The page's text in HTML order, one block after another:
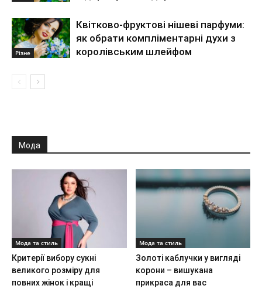
Різне
Квітково-фруктові нішеві парфуми:
як обрати компліментарні духи з
королівським шлейфом
Мода
Мода та стиль
Критерії вибору сукні
великого розміру для
повних жінок і кращі
Мода та стиль
Золоті каблучки у вигляді
корони – вишукана
прикраса для вас